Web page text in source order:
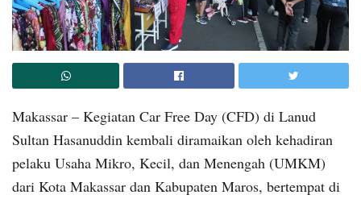
Makassar – Kegiatan Car Free Day (CFD) di Lanud
Sultan Hasanuddin kembali diramaikan oleh kehadiran
pelaku Usaha Mikro, Kecil, dan Menengah (UMKM)
dari Kota Makassar dan Kabupaten Maros, bertempat di